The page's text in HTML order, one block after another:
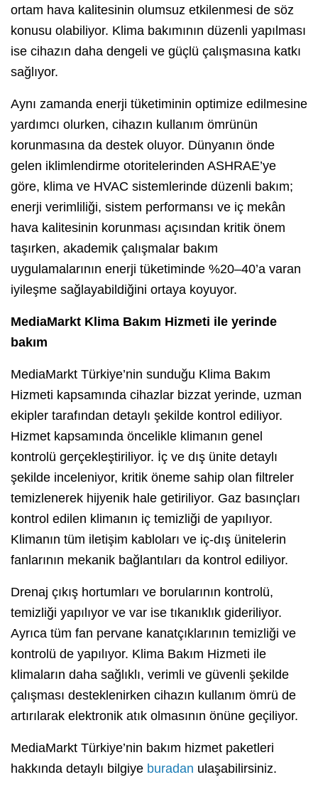
ortam hava kalitesinin olumsuz etkilenmesi de söz
konusu olabiliyor. Klima bakımının düzenli yapılması
ise cihazın daha dengeli ve güçlü çalışmasına katkı
sağlıyor.
Aynı zamanda enerji tüketiminin optimize edilmesine
yardımcı olurken, cihazın kullanım ömrünün
korunmasına da destek oluyor. Dünyanın önde
gelen iklimlendirme otoritelerinden ASHRAE’ye
göre, klima ve HVAC sistemlerinde düzenli bakım;
enerji verimliliği, sistem performansı ve iç mekân
hava kalitesinin korunması açısından kritik önem
taşırken, akademik çalışmalar bakım
uygulamalarının enerji tüketiminde %20–40’a varan
iyileşme sağlayabildiğini ortaya koyuyor.
MediaMarkt Klima Bakım Hizmeti ile yerinde
bakım
MediaMarkt Türkiye’nin sunduğu Klima Bakım
Hizmeti kapsamında cihazlar bizzat yerinde, uzman
ekipler tarafından detaylı şekilde kontrol ediliyor.
Hizmet kapsamında öncelikle klimanın genel
kontrolü gerçekleştiriliyor. İç ve dış ünite detaylı
şekilde inceleniyor, kritik öneme sahip olan filtreler
temizlenerek hijyenik hale getiriliyor. Gaz basınçları
kontrol edilen klimanın iç temizliği de yapılıyor.
Klimanın tüm iletişim kabloları ve iç-dış ünitelerin
fanlarının mekanik bağlantıları da kontrol ediliyor.
Drenaj çıkış hortumları ve borularının kontrolü,
temizliği yapılıyor ve var ise tıkanıklık gideriliyor.
Ayrıca tüm fan pervane kanatçıklarının temizliği ve
kontrolü de yapılıyor. Klima Bakım Hizmeti ile
klimaların daha sağlıklı, verimli ve güvenli şekilde
çalışması desteklenirken cihazın kullanım ömrü de
artırılarak elektronik atık olmasının önüne geçiliyor.
MediaMarkt Türkiye’nin bakım hizmet paketleri
hakkında detaylı bilgiye buradan ulaşabilirsiniz.